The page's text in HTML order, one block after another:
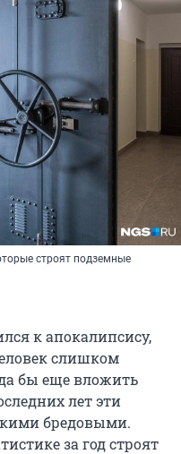
строят подземные
к апокалипсису,
слишком
бы еще вложить
лет эти
бредовыми.
за год строят